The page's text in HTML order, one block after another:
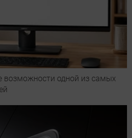
возможности одной из самых